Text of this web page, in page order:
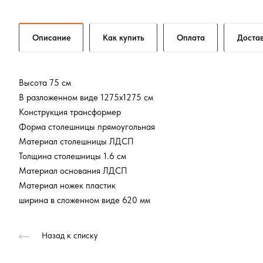
Описание Как купить Оплата
Высота 75 см
В разложенном виде 1275x1275 см
Конструкция трансформер
Форма столешницы прямоугольная
Материал столешницы ЛДСП
Толщина столешницы 1.6 см
Материал основания ЛДСП
Материал ножек пластик
ширина в сложенном виде 620 мм
Назад к списку